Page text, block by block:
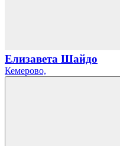
Елизавета Шайдо
Кемерово,